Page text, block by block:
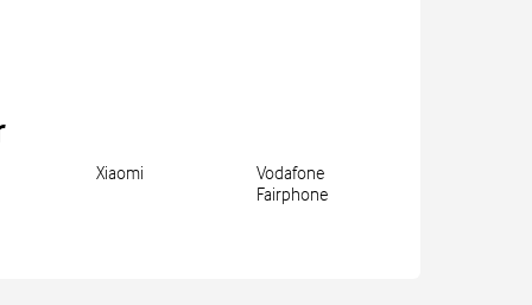
Xiaomi
Vodafone
Fairphone